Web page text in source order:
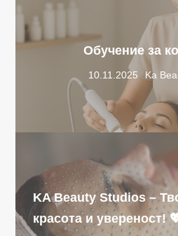
Обучение за
10.11.2025 Ka
KA Beauty Studios –
красота и увереност!